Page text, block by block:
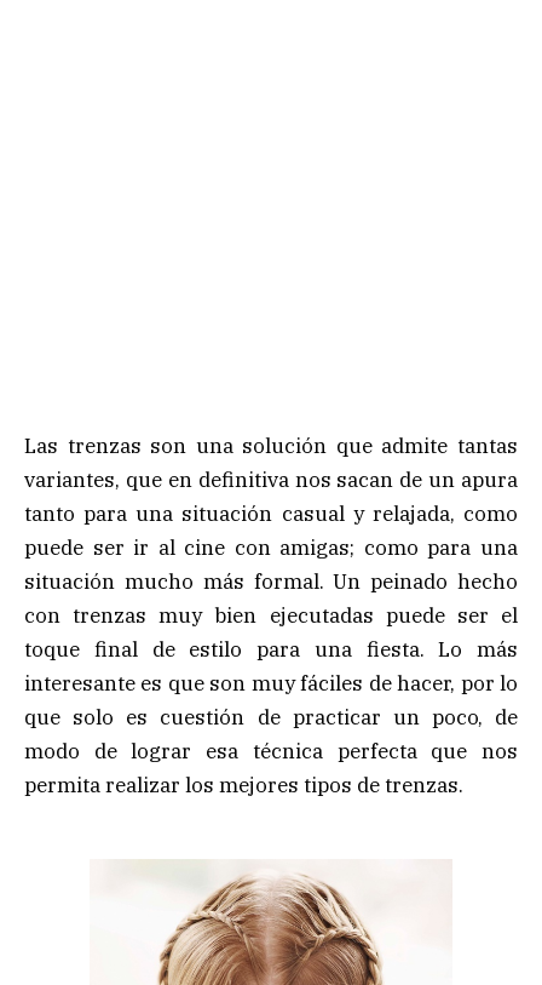
Las trenzas son una solución que admite tantas
variantes, que en definitiva nos sacan de un apura
tanto para una situación casual y relajada, como
puede ser ir al cine con amigas; como para una
situación mucho más formal. Un peinado hecho
con trenzas muy bien ejecutadas puede ser el
toque final de estilo para una fiesta. Lo más
interesante es que son muy fáciles de hacer, por lo
que solo es cuestión de practicar un poco, de
modo de lograr esa técnica perfecta que nos
permita realizar los mejores tipos de trenzas.